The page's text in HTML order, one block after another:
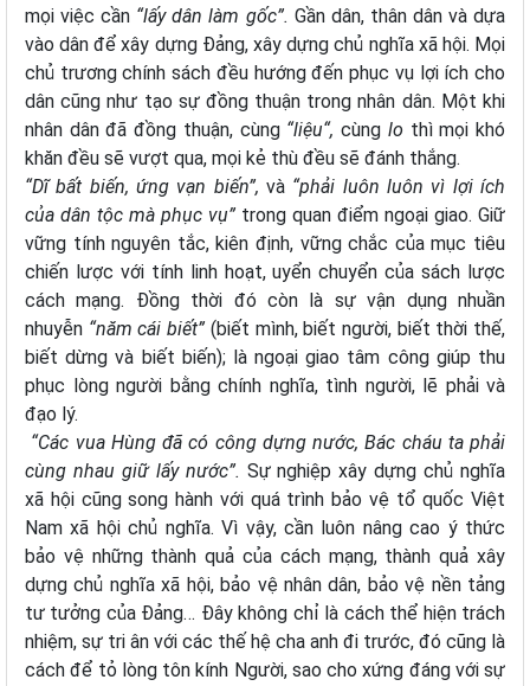
mọi việc cần “lấy dân làm gốc”. Gần dân, thân dân và dựa
vào dân để xây dựng Đảng, xây dựng chủ nghĩa xã hội. Mọi
chủ trương chính sách đều hướng đến phục vụ lợi ích cho
dân cũng như tạo sự đồng thuận trong nhân dân. Một khi
nhân dân đã đồng thuận, cùng “liệu“, cùng lo thì mọi khó
khăn đều sẽ vượt qua, mọi kẻ thù đều sẽ đánh thắng.
“Dĩ bất biến, ứng vạn biến”, và “phải luôn luôn vì lợi ích
của dân tộc mà phục vụ” trong quan điểm ngoại giao. Giữ
vững tính nguyên tắc, kiên định, vững chắc của mục tiêu
chiến lược với tính linh hoạt, uyển chuyển của sách lược
cách mạng. Đồng thời đó còn là sự vận dụng nhuần
nhuyễn “năm cái biết” (biết mình, biết người, biết thời thế,
biết dừng và biết biến); là ngoại giao tâm công giúp thu
phục lòng người bằng chính nghĩa, tình người, lẽ phải và
đạo lý.
“Các vua Hùng đã có công dựng nước, Bác cháu ta phải
cùng nhau giữ lấy nước”. Sự nghiệp xây dựng chủ nghĩa
xã hội cũng song hành với quá trình bảo vệ tổ quốc Việt
Nam xã hội chủ nghĩa. Vì vậy, cần luôn nâng cao ý thức
bảo vệ những thành quả của cách mạng, thành quả xây
dựng chủ nghĩa xã hội, bảo vệ nhân dân, bảo vệ nền tảng
tư tưởng của Đảng… Đây không chỉ là cách thể hiện trách
nhiệm, sự tri ân với các thế hệ cha anh đi trước, đó cũng là
cách để tỏ lòng tôn kính Người, sao cho xứng đáng với sự